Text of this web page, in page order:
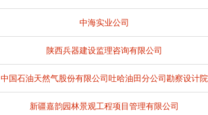
中海实业公司
陕西兵器建设监理咨询有限公司
中国石油天然气股份有限公司吐哈油田分公司勘察设计院
新疆嘉韵园林景观工程项目管理有限公司